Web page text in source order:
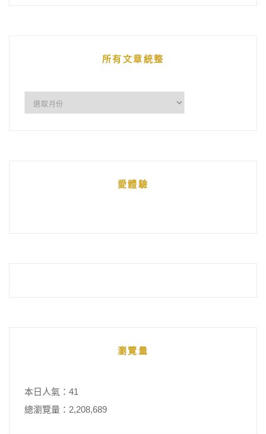
所有文章統整
愛體驗
瀏覽量
本日人氣：41
總瀏覽量：2,208,689